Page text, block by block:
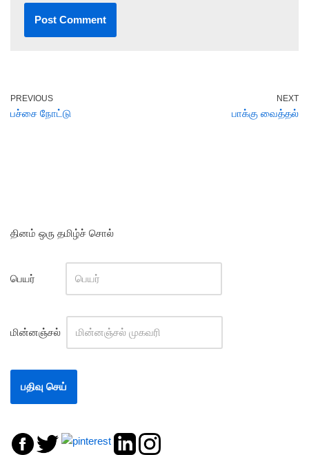
PREVIOUS
பச்சை நோட்டு
NEXT
பாக்கு வைத்தல்
தினம் ஒரு தமிழ்ச் சொல்
பெயர்
மின்னஞ்சல்